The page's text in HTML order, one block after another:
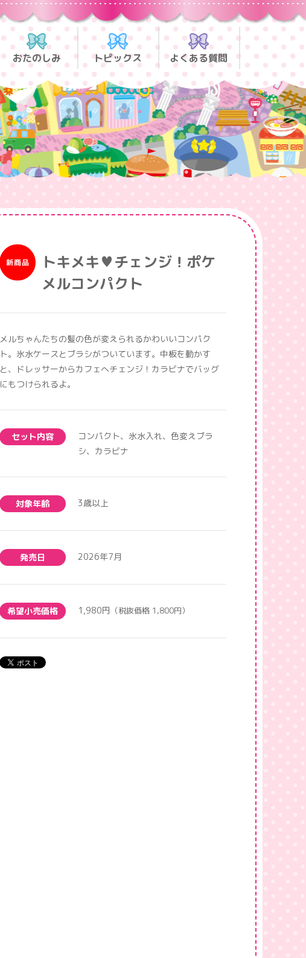
おたのしみ トピックス よくある質問
トキメキ♥チェンジ！ポケ
メルコンパクト
メルちゃんたちの髪の色が変えられるかわいいコンパク
ト。氷水ケースとブラシがついています。中板を動かす
と、ドレッサーからカフェへチェンジ！カラビナでバッグ
にもつけられるよ。
セット内容
コンパクト、氷水入れ、色変えブラ
シ、カラビナ
対象年齢 3歳以上
発売日 2026年7月
希望小売価格 1,980円 （税抜価格 1,800円）